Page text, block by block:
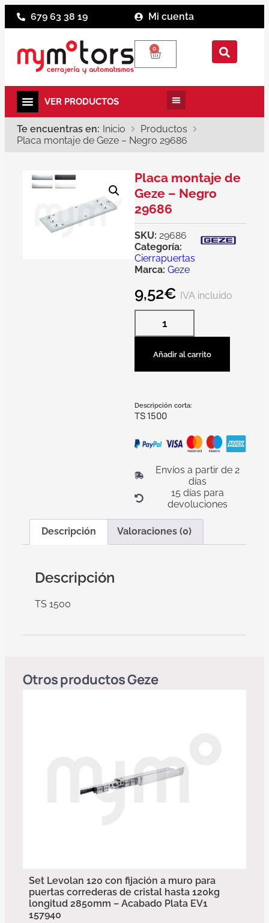
679 63 38 19 Mi cuenta
0
Te encuentras en: Inicio
Productos
Placa montaje de Geze – Negro 29686
Placa montaje de
Geze – Negro
29686
SKU: 29686
Categoría:
Cierrapuertas
Marca: Geze
9,52€ IVA incluido
Añadir al carrito
Descripción corta:
TS 1500
Envíos a partir de 2
días
15 días para
devoluciones
Descripción Valoraciones (0)
Descripción
TS 1500
Otros productosGeze
Set Levolan 120 con fijación a muro para
puertas correderas de cristal hasta 120kg
longitud 2850mm – Acabado Plata EV1
157940